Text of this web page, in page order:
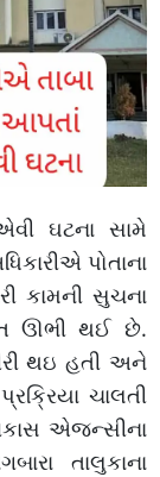
ઘટના સામે
પોતાના
કામની સુચના
ઊભી થઈ છે.
થઇ હતી અને
ચાલતી
એજન્સીના
તાલુકાના